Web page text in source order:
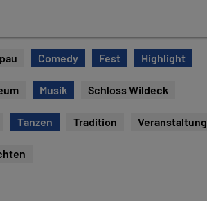
Comedy Fest Highlight
Musik Schloss Wildeck
Tanzen Tradition Veranstaltung